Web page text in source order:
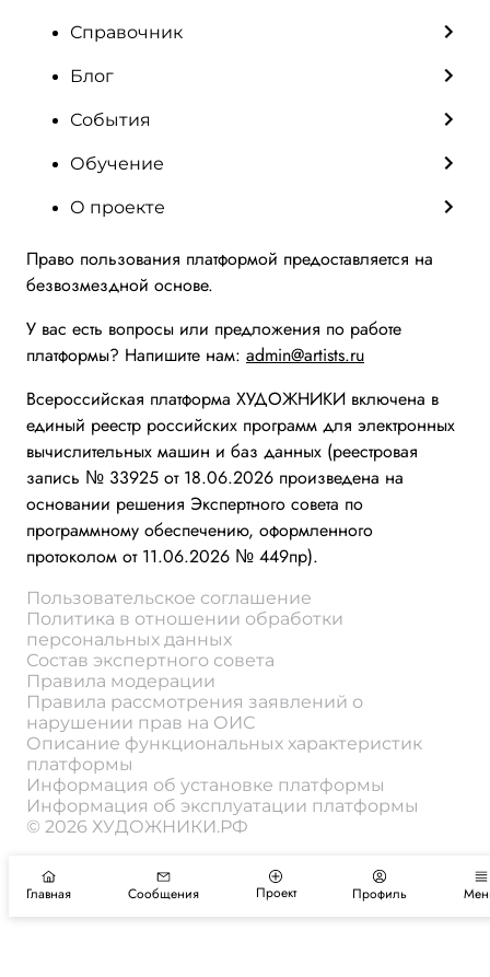
Справочник
Блог
События
Обучение
О проекте
Право пользования платформой предоставляется на
безвозмездной основе.
У вас есть вопросы или предложения по работе
платформы? Напишите нам: admin@artists.ru
Всероссийская платформа ХУДОЖНИКИ включена в
единый реестр российских программ для электронных
вычислительных машин и баз данных (реестровая
запись № 33925 от 18.06.2026 произведена на
основании решения Экспертного совета по
программному обеспечению, оформленного
протоколом от 11.06.2026 № 449пр).
Пользовательское соглашение
Политика в отношении обработки
персональных данных
Состав экспертного совета
Правила модерации
Правила рассмотрения заявлений о
нарушении прав на ОИС
Описание функциональных характеристик
платформы
Информация об установке платформы
Информация об эксплуатации платформы
© 2026 ХУДОЖНИКИ.РФ
Главная Сообщения Проект Профиль